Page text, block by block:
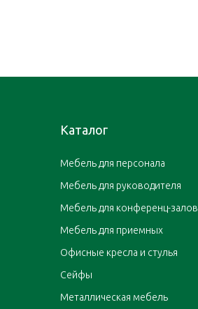
Каталог
Мебель для персонала
Мебель для руководителя
Мебель для конференц-залов
Мебель для приемных
Офисные кресла и стулья
Сейфы
Металлическая мебель